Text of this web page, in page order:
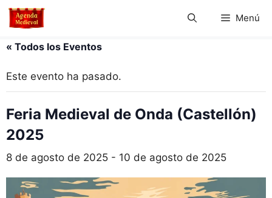
Saltar
Menú
« Todos los Eventos
Este evento ha pasado.
Feria Medieval de Onda (Castellón)
2025
8 de agosto de 2025 - 10 de agosto de 2025